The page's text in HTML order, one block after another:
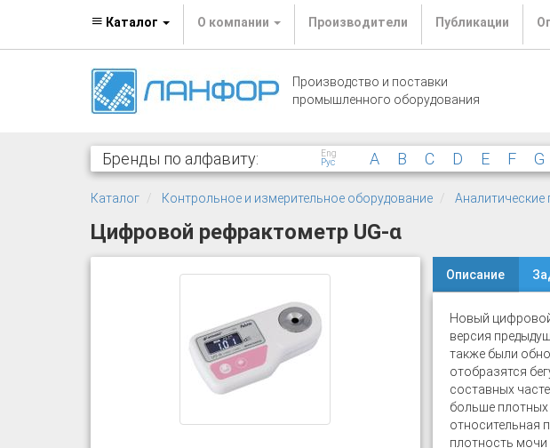
Каталог О компании Производители Публикации
Производство и поставки
промышленного оборудования
Бренды по алфавиту:
Eng
Рус
A B C D E F
Каталог Контрольное и измерительное оборудование Аналитические
Цифровой рефрактометр UG-α
Описание
Новый
версия
также были
отобразятся
составных
больше плотных
относительная
плотность мочи